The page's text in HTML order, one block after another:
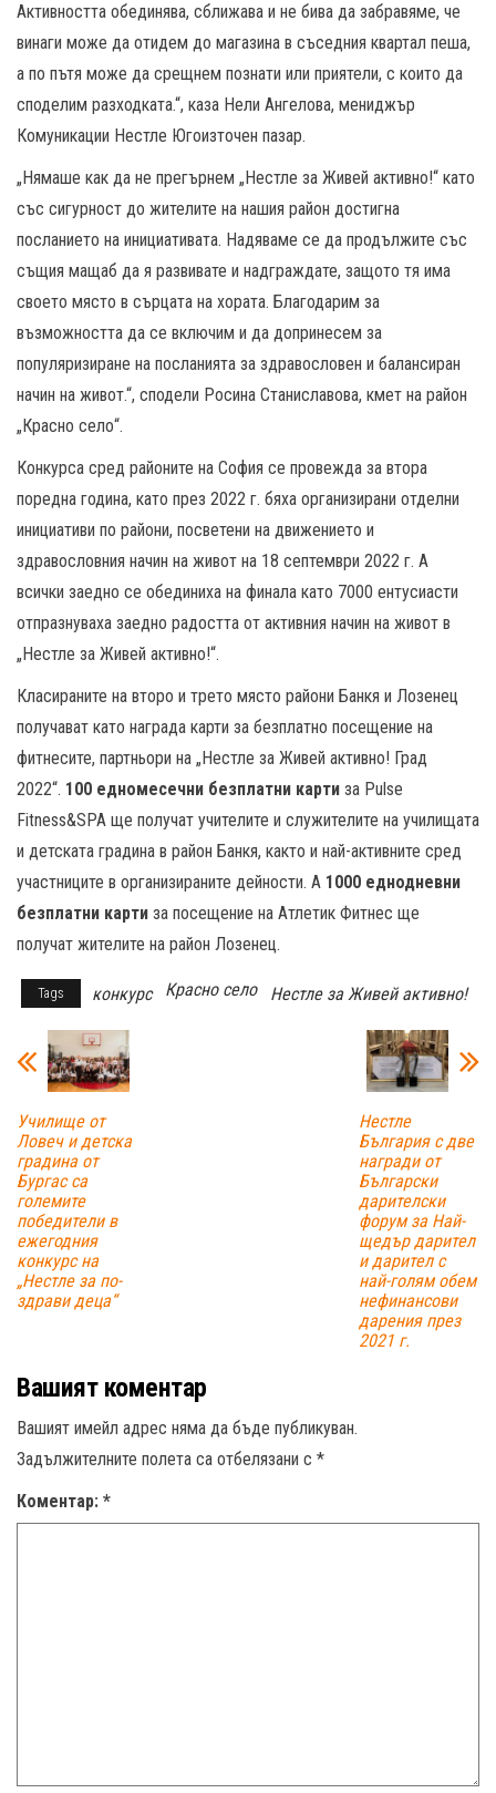
Активността обединява, сближава и не бива да забравяме, че
винаги може да отидем до магазина в съседния квартал пеша,
а по пътя може да срещнем познати или приятели, с които да
споделим разходката.“, каза Нели Ангелова, мениджър
Комуникации Нестле Югоизточен пазар.
„Нямаше как да не прегърнем „Нестле за Живей активно!“ като
със сигурност до жителите на нашия район достигна
посланието на инициативата. Надяваме се да продължите със
същия мащаб да я развивате и надграждате, защото тя има
своето място в сърцата на хората. Благодарим за
възможността да се включим и да допринесем за
популяризиране на посланията за здравословен и балансиран
начин на живот.“, сподели Росина Станиславова, кмет на район
„Красно село“.
Конкурса сред районите на София се провежда за втора
поредна година, като през 2022 г. бяха организирани отделни
инициативи по райони, посветени на движението и
здравословния начин на живот на 18 септември 2022 г. А
всички заедно се обединиха на финала като 7000 ентусиасти
отпразнуваха заедно радостта от активния начин на живот в
„Нестле за Живей активно!“.
Класираните на второ и трето място райони Банкя и Лозенец
получават като награда карти за безплатно посещение на
фитнесите, партньори на „Нестле за Живей активно! Град
2022“. 100 едномесечни безплатни карти за Pulse
Fitness&SPA ще получат учителите и служителите на училищата
и детската градина в район Банкя, както и най-активните сред
участниците в организираните дейности. А 1000 еднодневни
безплатни карти за посещение на Атлетик Фитнес ще
получат жителите на район Лозенец.
Tags конкурс Красно село Нестле за Живей активно!
Училище от
Ловеч и детска
градина от
Бургас са
големите
победители в
ежегодния
конкурс на
„Нестле за по-
здрави деца“
Нестле
България с две
награди от
Български
дарителски
форум за Най-
щедър дарител
и дарител с
най-голям обем
нефинансови
дарения през
2021 г.
Вашият коментар
Вашият имейл адрес няма да бъде публикуван.
Задължителните полета са отбелязани с *
Коментар: *